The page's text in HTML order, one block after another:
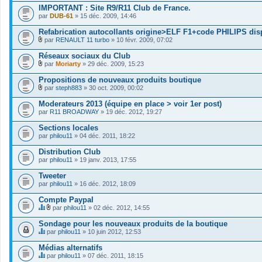
o
i
n
t
(
s
)
i
e
r
s
)
o
i
n
t
(
s
)
i
c
h
i
e
r
s
)
o
i
n
t
(
s
IMPORTANT : Site R9/R11 Club de France.
par DUB-61 » 15 déc. 2009, 14:46
Refabrication autocollants origine>ELF F1+code PHILIPS
F
i
c
h
i
e
r
s
)
j
o
i
n
t
(
s
par RENAULT 11 turbo » 10 févr. 2009, 07:02
Réseaux sociaux du Club
F
i
c
h
i
e
r
s
)
j
o
i
n
t
(
s
par Moriarty » 29 déc. 2009, 15:23
Propositions de nouveaux produits boutique
F
i
c
h
i
e
r
s
)
j
o
i
n
t
(
s
par steph883 » 30 oct. 2009, 00:02
Moderateurs 2013 (équipe en place > voir 1er post)
par R11 BROADWAY » 19 déc. 2012, 19:27
Sections locales
par philou11 » 04 déc. 2011, 18:22
Distribution Club
par philou11 » 19 janv. 2013, 17:55
Tweeter
par philou11 » 16 déc. 2012, 18:09
Compte Paypal
e
s
u
j
e
F
i
c
h
i
e
r
par philou11 » 02 déc. 2012, 14:55
Sondage pour les nouveaux produits de la boutique
C
e
s
u
par philou11 » 10 juin 2012, 12:53
Médias alternatifs
par philou11 » 07 déc. 2011, 18:15